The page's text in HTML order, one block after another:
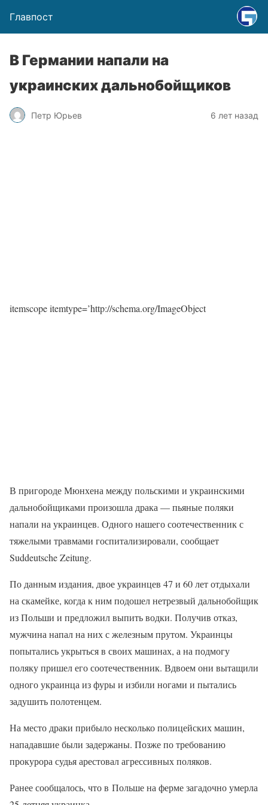
Главпост
В Германии напали на
украинских дальнобойщиков
Петр Юрьев 6 лет назад
itemscope itemtype=’http://schema.org/ImageObject
В пригороде Мюнхена между польскими и украинскими
дальнобойщиками произошла драка — пьяные поляки
напали на украинцев. Одного нашего соотечественник с
тяжелыми травмами госпитализировали, сообщает
Suddeutsche Zeitung.
По данным издания, двое украинцев 47 и 60 лет отдыхали
на скамейке, когда к ним подошел нетрезвый дальнобойщик
из Польши и предложил выпить водки. Получив отказ,
мужчина напал на них с железным прутом. Украинцы
попытались укрыться в своих машинах, а на подмогу
поляку пришел его соотечественник. Вдвоем они вытащили
одного украинца из фуры и избили ногами и пытались
задушить полотенцем.
На место драки прибыло несколько полицейских машин,
нападавшие были задержаны. Позже по требованию
прокурора судья арестовал агрессивных поляков.
Ранее сообщалось, что в Польше на ферме загадочно умерла